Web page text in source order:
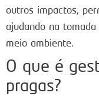
outros impactos,
ajudando na
meio ambiente.
O que é
pragas?